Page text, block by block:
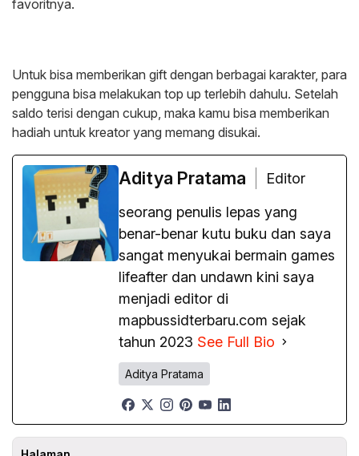
favoritnya.
Untuk bisa memberikan gift dengan berbagai karakter, para
pengguna bisa melakukan top up terlebih dahulu. Setelah
saldo terisi dengan cukup, maka kamu bisa memberikan
hadiah untuk kreator yang memang disukai.
Aditya Pratama
Editor
seorang penulis lepas yang
benar-benar kutu buku dan saya
sangat menyukai bermain games
lifeafter dan undawn kini saya
menjadi editor di
mapbussidterbaru.com sejak
tahun 2023 See Full Bio
Aditya Pratama